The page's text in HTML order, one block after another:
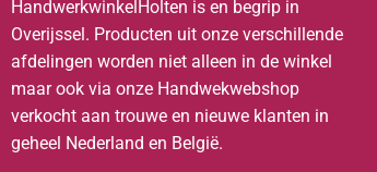
HandwerkwinkelHolten is en begrip in
Overijssel. Producten uit onze verschillende
afdelingen worden niet alleen in de winkel
maar ook via onze Handwekwebshop
verkocht aan trouwe en nieuwe klanten in
geheel Nederland en België.